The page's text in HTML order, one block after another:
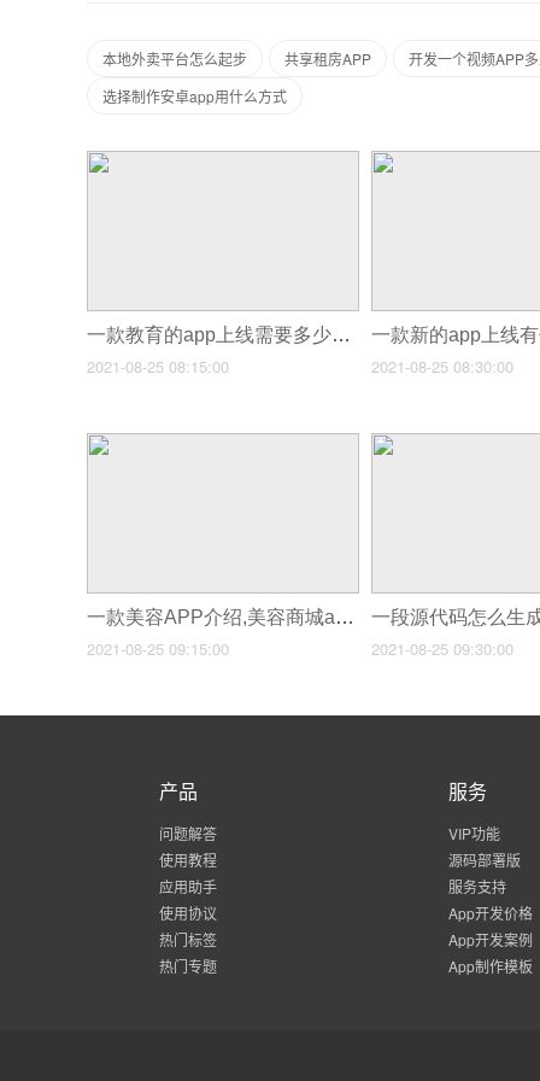
本地外卖平台怎么起步 共享租房APP
开发一个视频APP
选择制作安卓app用什么方式
一款教育的app上线需要多少钱,开发一款教育类app要多少钱
2021-08-25 08:15:00 2021-08-25 08:30:00
一款美容APP介绍,美容商城app开发
2021-08-25 09:15:00 2021-08-25 09:30:00
产品
问题解答
使用教程
应用助手
使用协议
热门标签
热门专题
服务
VIP功能
源码部署版
服务支持
App开发价格
App开发案例
App制作模板